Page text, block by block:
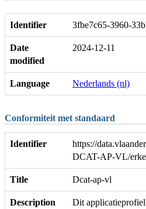
Identifier 3fbe7c65-3960-
Date
modified
2024-12-11
Language Nederlands (nl)
Conformiteit met standaard
Identifier
https://
DCAT-AP-VL/
Title Dcat-ap-vl
Description
Dit